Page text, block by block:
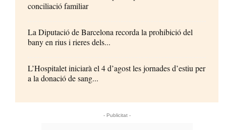
conciliació familiar
La Diputació de Barcelona recorda la prohibició del
bany en rius i rieres dels...
L’Hospitalet iniciarà el 4 d’agost les jornades d’estiu per
a la donació de sang...
- Publicitat -